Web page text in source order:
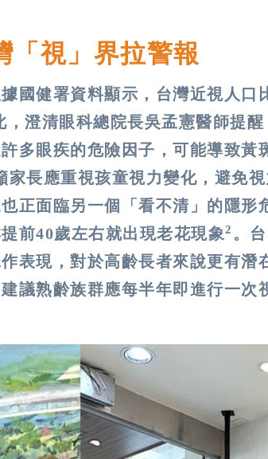
視」界拉警報
國健署資料顯示，台灣近視人口
，澄清眼科總院長吳孟憲醫師提
多眼疾的危險因子，可能導致黃
家長應重視孩童視力變化，避免
正面臨另一個「看不清」的隱
前40歲左右就出現老花現象2 。
表現，對於高齡長者來說更有潛
議熟齡族群應每半年即進行一次